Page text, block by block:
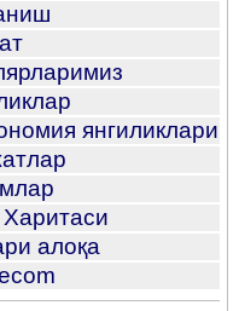
янгиликлари
алоқа